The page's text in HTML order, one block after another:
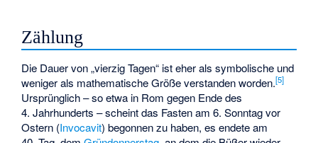
Zählung
Die Dauer von „vierzig Tagen“ ist eher als symbolische und
weniger als mathematische Größe verstanden worden.[5]
Ursprünglich – so etwa in Rom gegen Ende des
4. Jahrhunderts – scheint das Fasten am 6. Sonntag vor
Ostern (Invocavit) begonnen zu haben, es endete am